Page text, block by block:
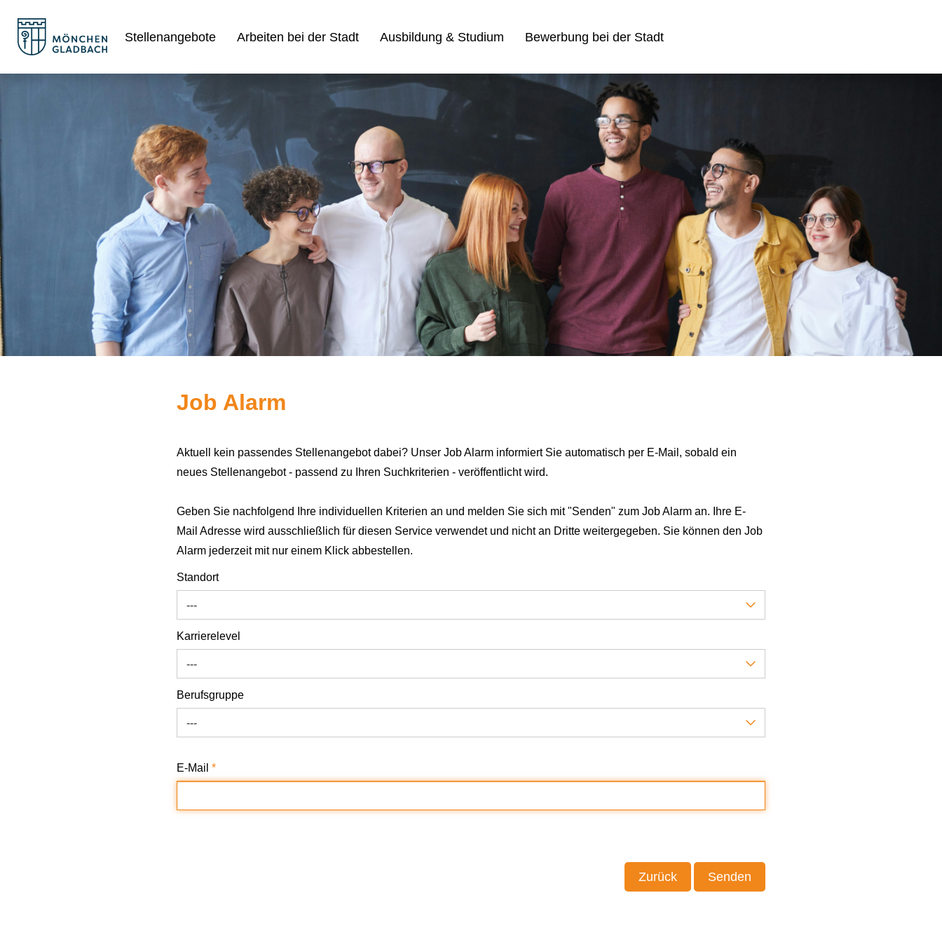
Stellenangebote Arbeiten bei der Stadt Ausbildung & Studium Bewerbung bei der Stadt
Job Alarm
Aktuell kein passendes Stellenangebot dabei? Unser Job Alarm informiert Sie automatisch per E-Mail, sobald ein
neues Stellenangebot - passend zu Ihren Suchkriterien - veröffentlicht wird.
Geben Sie nachfolgend Ihre individuellen Kriterien an und melden Sie sich mit "Senden" zum Job Alarm an. Ihre E-
Mail Adresse wird ausschließlich für diesen Service verwendet und nicht an Dritte weitergegeben. Sie können den Job
Alarm jederzeit mit nur einem Klick abbestellen.
Standort
---
Karrierelevel
---
Berufsgruppe
---
E-Mail *
Zurück Senden